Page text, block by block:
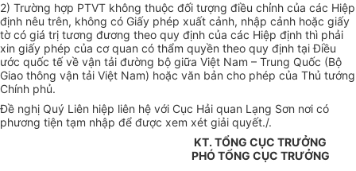
2) Trường hợp PTVT không thuộc đối tượng điều chỉnh của các Hiệp
định nêu trên, không có Giấy phép xuất cảnh, nhập cảnh hoặc giấy
tờ có giá trị tương đương theo quy định của các Hiệp định thì phải
xin giấy phép của cơ quan có thẩm quyền theo quy định tại Điều
ước quốc tế về vận tải đường bộ giữa Việt Nam – Trung Quốc (Bộ
Giao thông vận tải Việt Nam) hoặc văn bản cho phép của Thủ tướng
Chính phủ.
Đề nghị Quý Liên hiệp liên hệ với Cục Hải quan Lạng Sơn nơi có
phương tiện tạm nhập để được xem xét giải quyết./.
KT. TỔNG CỤC TRƯỞNG
PHÓ TỔNG CỤC TRƯỞNG